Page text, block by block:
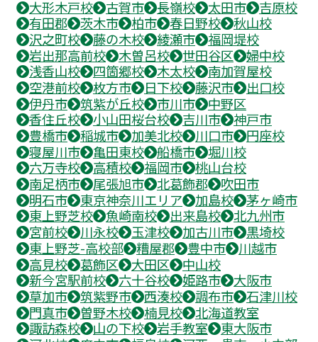
大形木戸校
古賀市 長嶺校 太田市
吉原校
有田郡
茨木市 柏市 春日野校
秋山校
沢之町校
藤の木校 綾瀬市
福岡堤校
岩出那高前校
木曽呂校 世田谷区
婦中校
浅香山校
四箇郷校 木太校
南加賀屋校
空港前校
枚方市 日下校 藤沢市
出口校
伊丹市
筑紫が丘校 市川市
中野区
香住丘校
小山田桜台校 吉川市
神戸市
豊橋市
稲城市 加美北校 川口市
円座校
寝屋川市
亀田東校 船橋市
堀川校
六万寺校
高積校 福岡市
桃山台校
南足柄市
尾張旭市 北葛飾郡
吹田市
明石市
東京神奈川エリア 加島校
茅ヶ崎市
東上野芝校
魚崎南校 出来島校
北九州市
宮前校
川永校 玉津校 加古川市
黒埼校
東上野芝-高校部
糟屋郡 豊中市
川越市
高見校
葛飾区 大田区
中山校
新今宮駅前校
六十谷校 姫路市
大阪市
草加市
筑紫野市 西湊校 調布市
石津川校
門真市
曽野木校 楠見校
北海道教室
諏訪森校
山の下校 岩手教室
東大阪市